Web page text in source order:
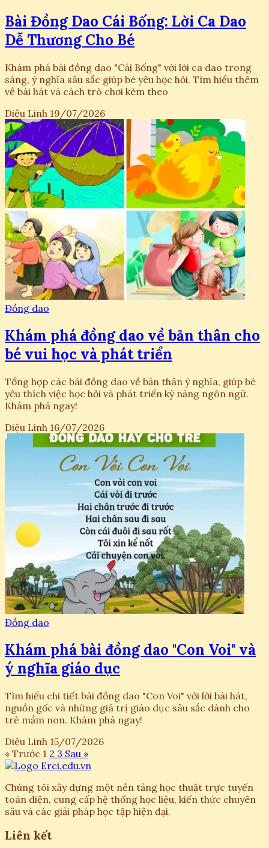
Bài Đồng Dao Cái Bống: Lời Ca Dao
Dễ Thương Cho Bé
Khám phá bài đồng dao "Cái Bống" với lời ca dao trong
sáng, ý nghĩa sâu sắc giúp bé yêu học hỏi. Tìm hiểu thêm
về bài hát và cách trò chơi kèm theo
Diệu Linh 19/07/2026
Đồng dao
Khám phá đồng dao về bản thân cho
bé vui học và phát triển
Tổng hợp các bài đồng dao về bản thân ý nghĩa, giúp bé
yêu thích việc học hỏi và phát triển kỹ năng ngôn ngữ.
Khám phá ngay!
Diệu Linh 16/07/2026
Đồng dao
Khám phá bài đồng dao "Con Voi" và
ý nghĩa giáo dục
Tìm hiểu chi tiết bài đồng dao "Con Voi" với lời bài hát,
nguồn gốc và những giá trị giáo dục sâu sắc dành cho
trẻ mầm non. Khám phá ngay!
Diệu Linh 15/07/2026
« Trước 1 2 3 Sau »
Chúng tôi xây dựng một nền tảng học thuật trực tuyến
toàn diện, cung cấp hệ thống học liệu, kiến thức chuyên
sâu và các giải pháp học tập hiện đại.
Liên kết